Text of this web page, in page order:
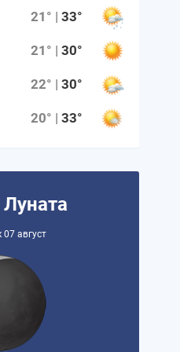
21° |33°
21° |30°
22° |30°
20° |33°
07 август